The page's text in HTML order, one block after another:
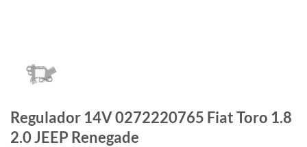
Regulador 14V 0272220765 Fiat Toro 1.8
2.0 JEEP Renegade